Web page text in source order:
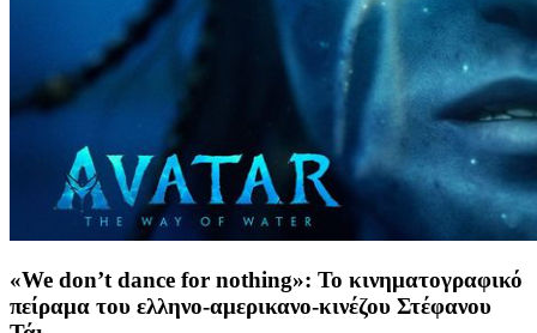
«We don’t dance for nothing»: Το κινηματογραφικό
πείραμα του ελληνο-αμερικανο-κινέζου Στέφανου